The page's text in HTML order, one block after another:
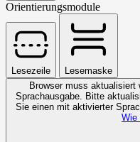
Orientierungsmodule
Lesezeile
Lesemaske
Browser muss aktualisiert
Sprachausgabe. Bitte
Sie einen mit aktivierter
Wie